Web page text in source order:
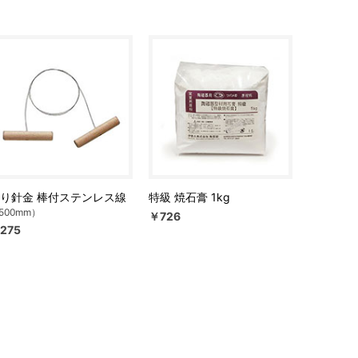
針金 棒付ステンレス線
）
特級 焼石膏 1kg
￥726